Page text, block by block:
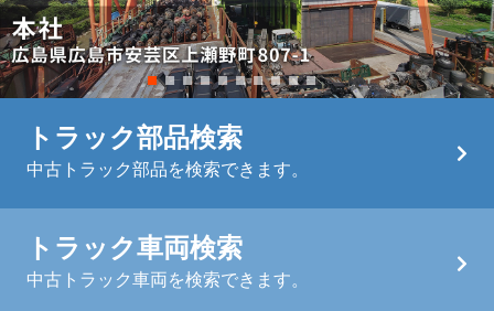
トラック部品検索
中古トラック部品を検索できます。
トラック車両検索
中古トラック車両を検索できます。